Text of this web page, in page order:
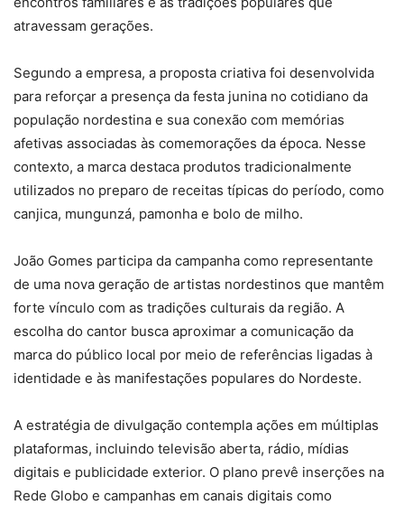
atravessam gerações.
Segundo a empresa, a proposta criativa foi desenvolvida
para reforçar a presença da festa junina no cotidiano da
população nordestina e sua conexão com memórias
afetivas associadas às comemorações da época. Nesse
contexto, a marca destaca produtos tradicionalmente
utilizados no preparo de receitas típicas do período, como
canjica, mungunzá, pamonha e bolo de milho.
João Gomes participa da campanha como representante
de uma nova geração de artistas nordestinos que mantêm
forte vínculo com as tradições culturais da região. A
escolha do cantor busca aproximar a comunicação da
marca do público local por meio de referências ligadas à
identidade e às manifestações populares do Nordeste.
A estratégia de divulgação contempla ações em múltiplas
plataformas, incluindo televisão aberta, rádio, mídias
digitais e publicidade exterior. O plano prevê inserções na
Rede Globo e campanhas em canais digitais como